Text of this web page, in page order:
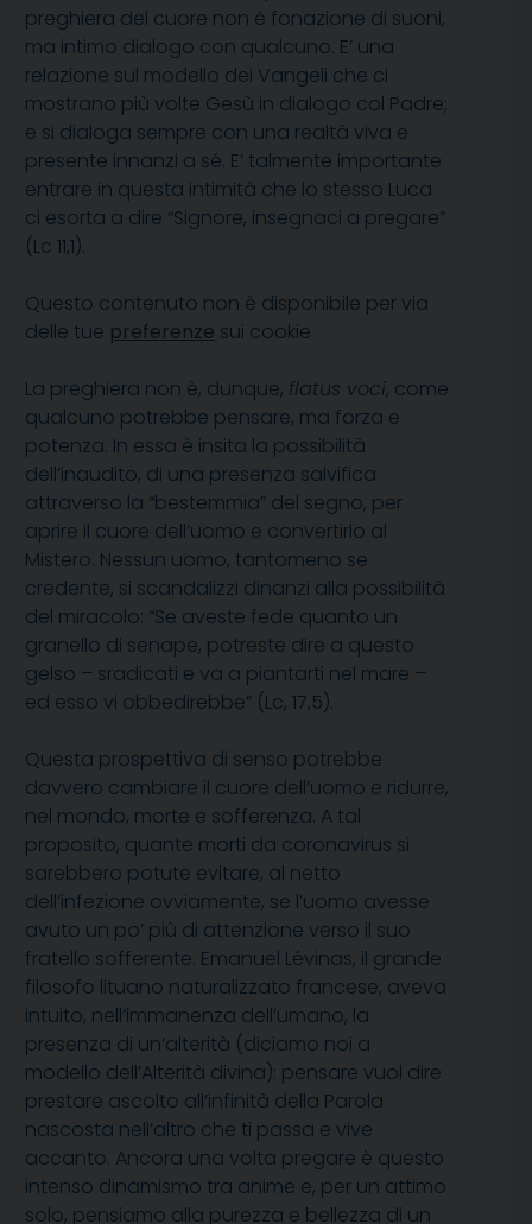
preghiera del cuore non è fonazione di suoni,
ma intimo dialogo con qualcuno. E’ una
relazione sul modello dei Vangeli che ci
mostrano più volte Gesù in dialogo col Padre;
e si dialoga sempre con una realtà viva e
presente innanzi a sé. E’ talmente importante
entrare in questa intimità che lo stesso Luca
ci esorta a dire “Signore, insegnaci a pregare”
(Lc 11,1).
Questo contenuto non è disponibile per via
delle tue preferenze sui cookie
La preghiera non è, dunque, flatus voci, come
qualcuno potrebbe pensare, ma forza e
potenza. In essa è insita la possibilità
dell’inaudito, di una presenza salvifica
attraverso la “bestemmia” del segno, per
aprire il cuore dell’uomo e convertirlo al
Mistero. Nessun uomo, tantomeno se
credente, si scandalizzi dinanzi alla possibilità
del miracolo: “Se aveste fede quanto un
granello di senape, potreste dire a questo
gelso – sradicati e va a piantarti nel mare –
ed esso vi obbedirebbe” (Lc, 17,5).
Questa prospettiva di senso potrebbe
davvero cambiare il cuore dell’uomo e ridurre,
nel mondo, morte e sofferenza. A tal
proposito, quante morti da coronavirus si
sarebbero potute evitare, al netto
dell’infezione ovviamente, se l’uomo avesse
avuto un po’ più di attenzione verso il suo
fratello sofferente. Emanuel Lévinas, il grande
filosofo lituano naturalizzato francese, aveva
intuito, nell’immanenza dell’umano, la
presenza di un’alterità (diciamo noi a
modello dell’Alterità divina): pensare vuol dire
prestare ascolto all’infinità della Parola
nascosta nell’altro che ti passa e vive
accanto. Ancora una volta pregare è questo
intenso dinamismo tra anime e, per un attimo
solo, pensiamo alla purezza e bellezza di un